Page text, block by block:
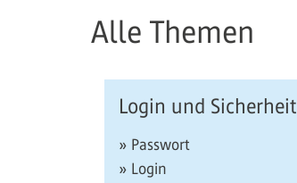
Alle Themen
Login und Sicherheit
» Passwort
» Login